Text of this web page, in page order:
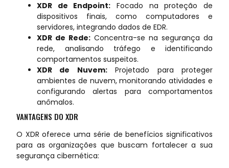
XDR de Endpoint: Focado na proteção de
dispositivos finais, como computadores e
servidores, integrando dados de EDR.
XDR de Rede: Concentra-se na segurança da
rede, analisando tráfego e identificando
comportamentos suspeitos.
XDR de Nuvem:Projetado para proteger
ambientes de nuvem, monitorando atividades e
configurando alertas para comportamentos
anômalos.
VANTAGENS DO XDR
O XDR oferece uma série de benefícios significativos
para as organizações que buscam fortalecer a sua
segurança cibernética: